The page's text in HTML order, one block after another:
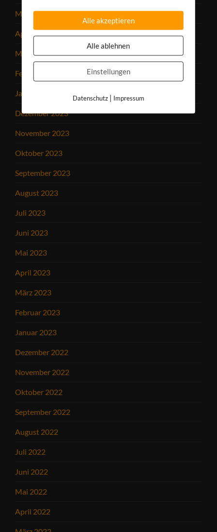
Mai 2024
April 2024
März 2024
Februar 2024
Januar 2024
Dezember 2023
November 2023
Oktober 2023
September 2023
August 2023
Juli 2023
Juni 2023
Mai 2023
April 2023
März 2023
Februar 2023
Januar 2023
Dezember 2022
November 2022
Oktober 2022
September 2022
August 2022
Juli 2022
Juni 2022
Mai 2022
April 2022
Alle akzeptieren
Alle ablehnen
Einstellungen
Datenschutz| Impressum